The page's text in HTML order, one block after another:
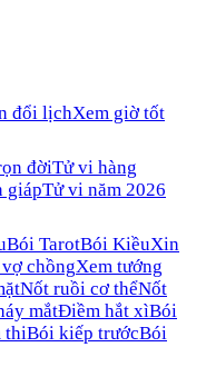
đổi lịchXem giờ tốt
đờiTử vi hàng
giápTử vi năm 2026
Bói TarotBói KiềuXin
chồngXem tướng
Nốt ruồi cơ thểNốt
mắtĐiềm hắt xìBói
thiBói kiếp trướcBói